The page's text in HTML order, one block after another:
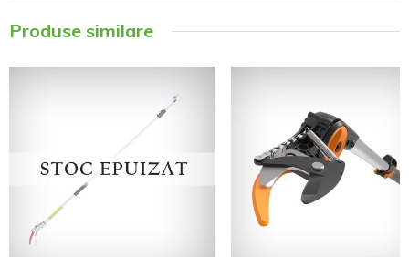
Produse similare